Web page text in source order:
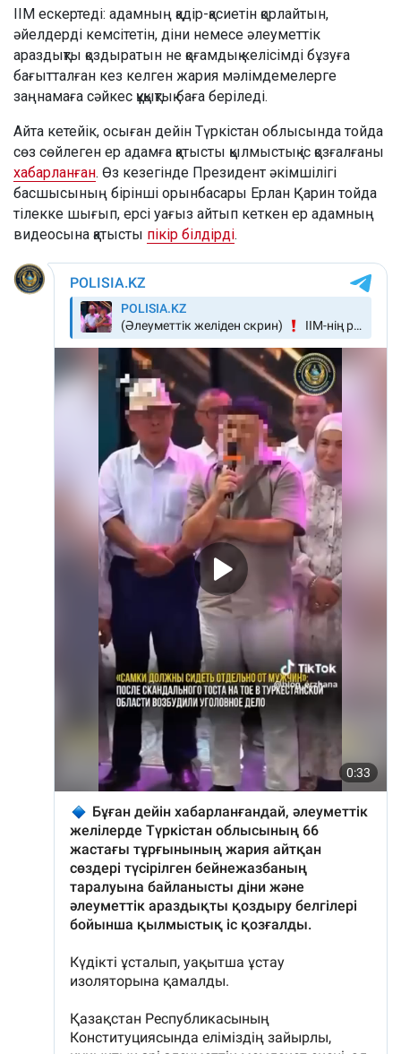
ІІМ ескертеді: адамның қадір-қасиетін қорлайтын,
әйелдерді кемсітетін, діни немесе әлеуметтік
араздықты қоздыратын не қоғамдық келісімді бұзуға
бағытталған кез келген жария мәлімдемелерге
заңнамаға сәйкес құқықтық баға беріледі.
Айта кетейік, осыған дейін Түркістан облысында тойда
сөз сөйлеген ер адамға қатысты қылмыстық іс қозғалғаны
хабарланған. Өз кезегінде Президент әкімшілігі
басшысының бірінші орынбасары Ерлан Қарин тойда
тілекке шығып, ерсі уағыз айтып кеткен ер адамның
видеосына қатысты пікір білдірді.